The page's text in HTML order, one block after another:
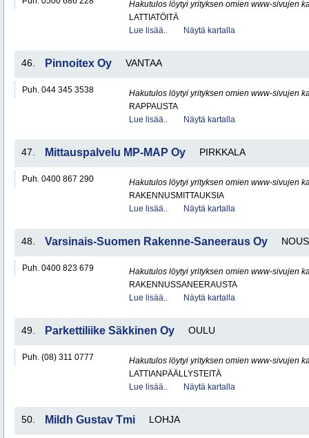
Hakutulos löytyi yrityksen omien www-sivujen
LATTIATÖITÄ
Lue lisää..
Näytä kartalla
46. Pinnoitex Oy VANTAA
Puh. 044 345 3538
Hakutulos löytyi yrityksen omien www-sivujen
RAPPAUSTA
Lue lisää..
Näytä kartalla
47. Mittauspalvelu MP-MAP Oy PIRKKALA
Puh. 0400 867 290
Hakutulos löytyi yrityksen omien www-sivujen
RAKENNUSMITTAUKSIA
Lue lisää..
Näytä kartalla
48. Varsinais-Suomen Rakenne-Saneeraus Oy
Puh. 0400 823 679
Hakutulos löytyi yrityksen omien www-sivujen
RAKENNUSSANEERAUSTA
Lue lisää..
Näytä kartalla
49. Parkettiliike Säkkinen Oy OULU
Puh. (08) 311 0777
Hakutulos löytyi yrityksen omien www-sivujen
LATTIANPÄÄLLYSTEITÄ
Lue lisää..
Näytä kartalla
50. Mildh Gustav Tmi LOHJA